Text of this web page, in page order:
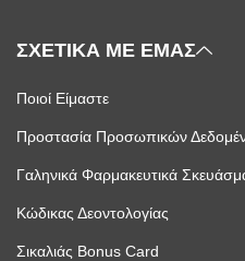
ΣΧΕΤΙΚΑ ΜΕ ΕΜΑΣ
Ποιοί Είμαστε
Προστασία Προσωπικών
Γαληνικά Φαρμακευτικά
Κώδικας Δεοντολογίας
Σικαλιάς Bonus Card